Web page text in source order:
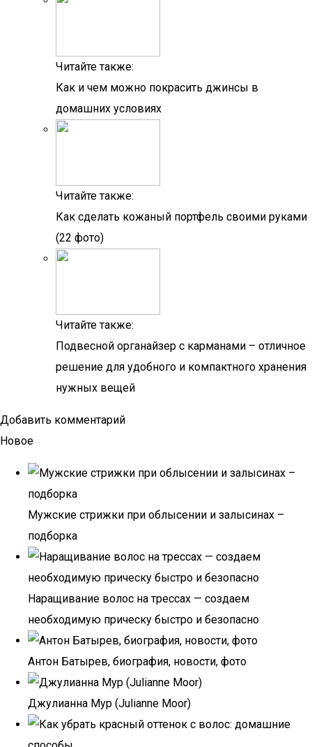
Читайте также:
Как и чем можно покрасить джинсы в
домашних условиях
Читайте также:
Как сделать кожаный портфель своими руками
(22 фото)
Читайте также:
Подвесной органайзер с карманами – отличное
решение для удобного и компактного хранения
нужных вещей
Добавить комментарий
Новое
Мужские стрижки при облысении и залысинах –
подборка
Наращивание волос на трессах — создаем
необходимую прическу быстро и безопасно
Антон Батырев, биография, новости, фото
Джулианна Мур (Julianne Moor)